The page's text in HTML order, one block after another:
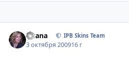
Fisana IPB Skins Team
3 октября 200916 г